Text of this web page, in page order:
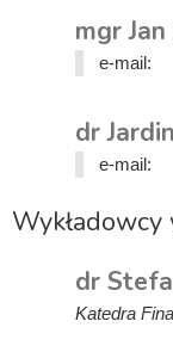
mgr
e-mail:
dr
e-mail:
Wykładowcy
dr
Katedra